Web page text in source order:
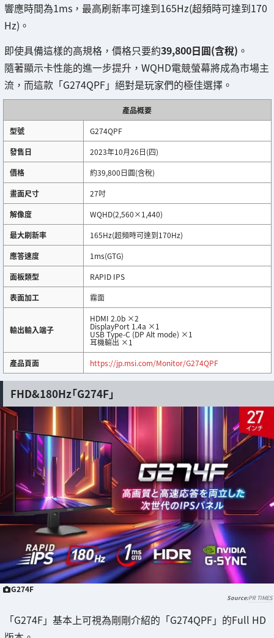
響應時間為1ms，最高刷新率可達到165Hz(超頻時可達到170
Hz)。
即使具備這樣的高規格，價格只要約39,800日圓(含稅) 。
隨著顯示卡性能的進一步提升，WQHD電競螢幕將成為市場主
流，而這款「G274QPF」絕對是玩家們的極佳選擇。
產品概要
型號
G274QPF
發售日
2023年10月26日(四)
價格
約39,800日圓(含稅)
畫面尺寸
27吋
解像度
WQHD(2,560×1,440)
最大刷新率
165Hz(超頻時可達到170Hz)
應答速度
1ms(GTG)
面板類型
RAPID IPS
表面加工
霧面
輸出輸入端子
HDMI 2.0b ×2
DisplayPort 1.4a ×1
USB Type-C (DP Alt mode) ×1
耳機輸出 ×1
產品頁面
https://jp.msi.com/Monitor/G274QPF
FHD&180Hz「G274F」
G274F
PR TIMES
「G274F」基本上可視為剛剛介紹的「G274QPF」的Full HD